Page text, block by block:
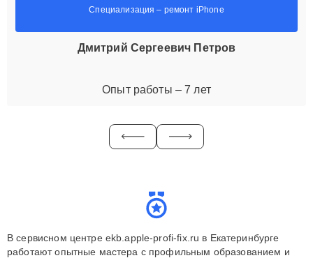
Специализация – ремонт iPhone
Дмитрий Сергеевич Петров
Опыт работы – 7 лет
В сервисном центре ekb.apple-profi-fix.ru в Екатеринбурге
работают опытные мастера с профильным образованием и